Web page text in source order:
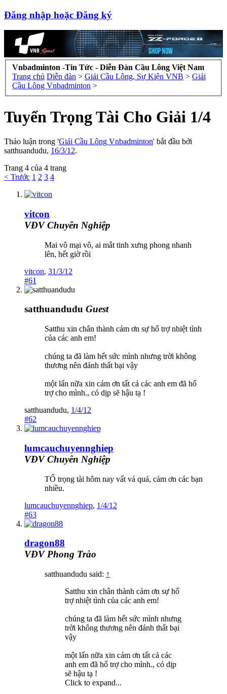
Đăng nhập hoặc Đăng ký
Vnbadminton -Tin Tức - Diễn Đàn Cầu Lông Việt Nam
Trang chủ Diễn đàn > Giải Cầu Lông, Sự Kiện VNB > Giải
Cầu Lông Vnbadminton >
Tuyển Trọng Tài Cho Giải 1/4
Thảo luận trong 'Giải Cầu Lông Vnbadminton' bắt đầu bởi
satthuandudu, 16/3/12.
Trang 4 của 4 trang
< Trước 1 2 3 4
vitcon
VĐV Chuyên Nghiệp
Mai vô mại vô, ai mắt tinh xưng phong nhanh
lên, hết giờ rồi
vitcon, 31/3/12
#61
satthuandudu Guest
Satthu xin chân thành cảm ơn sự hổ trợ nhiệt tình
của các anh em!
chúng ta đã làm hết sức mình nhưng trời không
thương nên đánh thất bại vậy
một lấn nữa xin cảm ơn tất cả các anh em đã hổ
trợ cho mình., có dịp sẽ hậu tạ !
satthuandudu, 1/4/12
#62
lumcauchuyennghiep
VĐV Chuyên Nghiệp
TỔ trọng tài hôm nay vất vả quá, cảm ơn các bạn
nhiều.
lumcauchuyennghiep, 1/4/12
#63
dragon88
VĐV Phong Trào
satthuandudu said: ↑
Satthu xin chân thành cảm ơn sự hổ
trợ nhiệt tình của các anh em!
chúng ta đã làm hết sức mình nhưng
trời không thương nên đánh thất bại
vậy
một lấn nữa xin cảm ơn tất cả các
anh em đã hổ trợ cho mình., có dịp
sẽ hậu tạ !
Click to expand...